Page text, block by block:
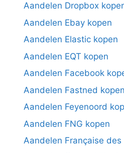
Aandelen Dropbox
Aandelen Ebay kopen
Aandelen Elastic kopen
Aandelen EQT kopen
Aandelen Facebook
Aandelen Fastned kopen
Aandelen Feyenoord
Aandelen FNG kopen
Aandelen Française des